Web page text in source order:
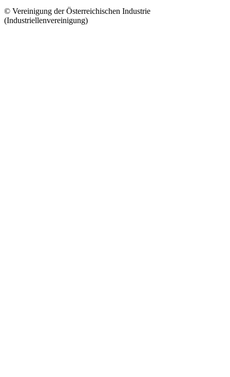
© Vereinigung der Österreichischen Industrie
(Industriellenvereinigung)